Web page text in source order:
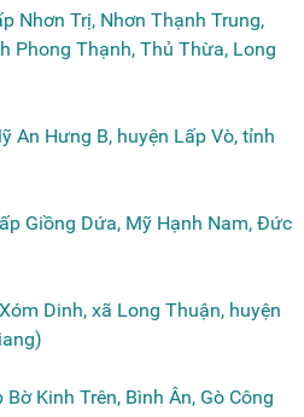
Nhơn Trị, Nhơn Thạnh Trung,
Phong Thạnh, Thủ Thừa, Long
An Hưng B, huyện Lấp Vò, tỉnh
Giồng Dứa, Mỹ Hạnh Nam, Đức
Dinh, xã Long Thuận, huyện
Kinh Trên, Bình Ân, Gò Công